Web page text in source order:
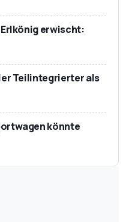
erwischt:
Teilintegrierter als
könnte